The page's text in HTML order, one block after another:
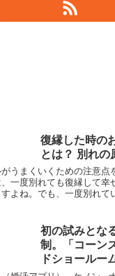
復縁した時の
とは？ 別れの
うまくいくための注意点
一度別れても復縁して幸
よね。でも、一度別れて
初の試みとな
制。「コーン
ドショールー
プン